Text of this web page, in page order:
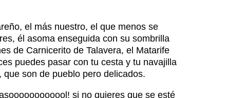
el más nuestro, el que menos se
él asoma enseguida con su sombrilla
de Carnicerito de Talavera, el Matarife
puedes pasar con tu cesta y tu navajilla
son de pueblo pero delicados.
si no quieres que se esté